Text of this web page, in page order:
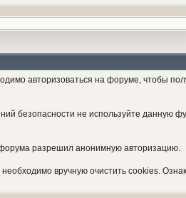
авторизоваться на форуме, чтобы
безопасности не используйте данную
форума разрешил анонимную авторизацию.
вручную очистить cookies.